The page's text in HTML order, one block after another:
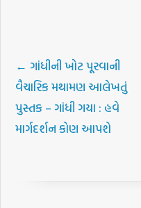
← ગાંધીની ખોટ પૂરવાની
વૈચારિક મથામણ આલેખતું
પુસ્તક – ગાંધી ગયા : હવે
માર્ગદર્શન કોણ આપશે